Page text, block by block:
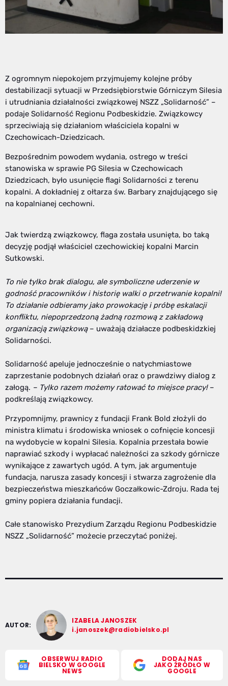
Z ogromnym niepokojem przyjmujemy kolejne próby
destabilizacji sytuacji w Przedsiębiorstwie Górniczym Silesia
i utrudniania działalności związkowej NSZZ „Solidarność” –
podaje Solidarność Regionu Podbeskidzie. Związkowcy
sprzeciwiają się działaniom właściciela kopalni w
Czechowicach-Dziedzicach.
Bezpośrednim powodem wydania, ostrego w treści
stanowiska w sprawie PG Silesia w Czechowicach
Dziedzicach, było usunięcie flagi Solidarności z terenu
kopalni. A dokładniej z ołtarza św. Barbary znajdującego się
na kopalnianej cechowni.
Jak twierdzą związkowcy, flaga została usunięta, bo taką
decyzję podjął właściciel czechowickiej kopalni Marcin
Sutkowski.
To nie tylko brak dialogu, ale symboliczne uderzenie w
godność pracowników i historię walki o przetrwanie kopalni!
To działanie odbieramy jako prowokację i próbę eskalacji
konfliktu, niepoprzedzoną żadną rozmową z zakładową
organizacją związkową – uważają działacze podbeskidzkiej
Solidarności.
Solidarność apeluje jednocześnie o natychmiastowe
zaprzestanie podobnych działań oraz o prawdziwy dialog z
załogą. – Tylko razem możemy ratować to miejsce pracy! –
podkreślają związkowcy.
Przypomnijmy, prawnicy z fundacji Frank Bold złożyli do
ministra klimatu i środowiska wniosek o cofnięcie koncesji
na wydobycie w kopalni Silesia. Kopalnia przestała bowie
naprawiać szkody i wypłacać należności za szkody górnicze
wynikające z zawartych ugód. A tym, jak argumentuje
fundacja, narusza zasady koncesji i stwarza zagrożenie dla
bezpieczeństwa mieszkańców Goczałkowic-Zdroju. Rada tej
gminy popiera działania fundacji.
Całe stanowisko Prezydium Zarządu Regionu Podbeskidzie
NSZZ „Solidarność” możecie przeczytać poniżej.
AUTOR:
IZABELA JANOSZEK
i.janoszek@radiobielsko.pl
OBSERWUJ RADIO
BIELSKO W GOOGLE
NEWS
DODAJ NAS
JAKO ŹRÓDŁO W
GOOGLE